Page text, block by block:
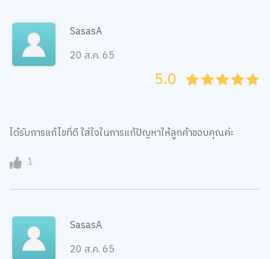
SasasA
20 ส.ค. 65
45
4
35
3
25
2
15
1
05
5.0
ได้รับการแก้ไขที่ดี ใส่ใจในการแก้ปัญหาให้ลูกค้าขอบคุณค่ะ
1
SasasA
20 ส.ค. 65